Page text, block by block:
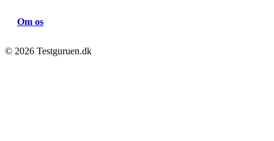
Om os
© 2026 Testguruen.dk